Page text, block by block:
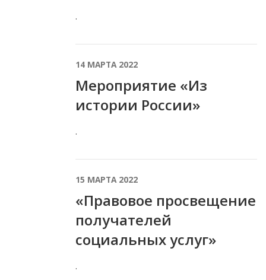
.
14 МАРТА 2022
Мероприятие «Из
истории России»
.
15 МАРТА 2022
«Правовое просвещение
получателей
социальных услуг»
.